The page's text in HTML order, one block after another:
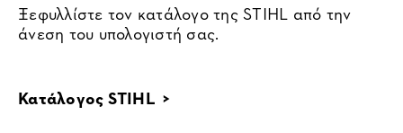
Ξεφυλλίστε τον κατάλογο της STIHL από την
άνεση του υπολογιστή σας.
Κατάλογος STIHL >